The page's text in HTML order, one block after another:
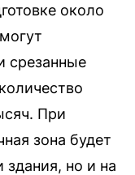
около
срезанные
При
зона будет
здания, но и на